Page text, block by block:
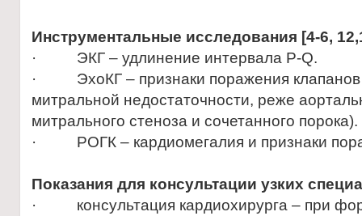
Инструментальные исследования [4-6,
· ЭКГ – удлинение интервала Р-Q.
· ЭхоКГ – признаки поражения клапанов
митральной недостаточности, реже
митрального стеноза и сочетанного порока).
· РОГК – кардиомегалия и признаки
Показания для консультации узких
· консультация кардиохирурга – при